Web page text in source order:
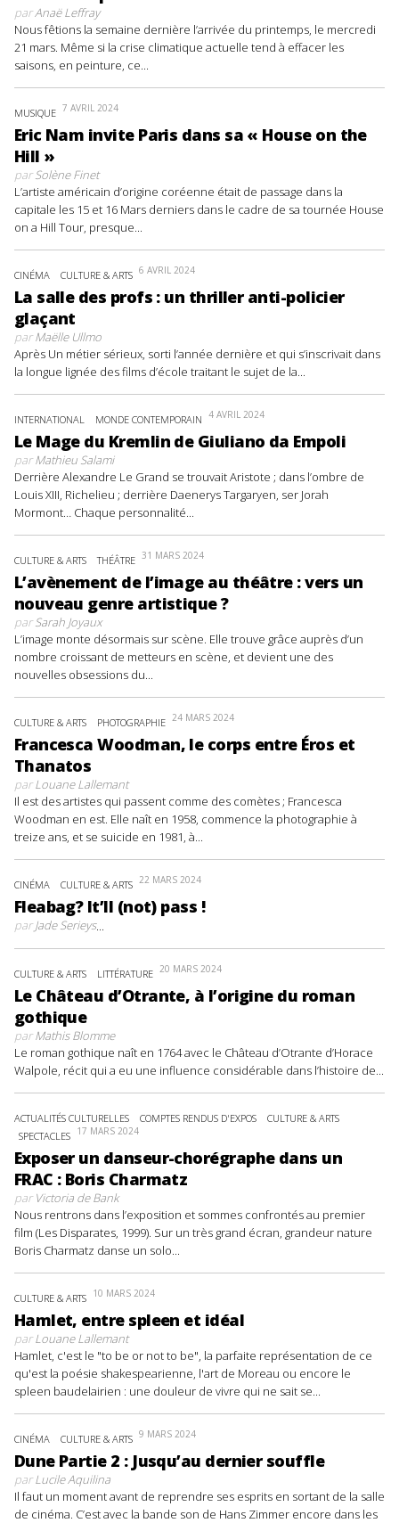
parAnaë Leffray
Nous fêtions la semaine dernière l’arrivée du printemps, le mercredi
21 mars. Même si la crise climatique actuelle tend à effacer les
saisons, en peinture, ce...
MUSIQUE 7 AVRIL 2024
Eric Nam invite Paris dans sa « House on the
Hill »
parSolène Finet
L’artiste américain d’origine coréenne était de passage dans la
capitale les 15 et 16 Mars derniers dans le cadre de sa tournée House
on a Hill Tour, presque...
CINÉMA CULTURE & ARTS 6 AVRIL 2024
La salle des profs : un thriller anti-policier
glaçant
parMaëlle Ullmo
Après Un métier sérieux, sorti l’année dernière et qui s’inscrivait dans
la longue lignée des films d’école traitant le sujet de la...
INTERNATIONAL MONDE CONTEMPORAIN 4 AVRIL 2024
Le Mage du Kremlin de Giuliano da Empoli
parMathieu Salami
Derrière Alexandre Le Grand se trouvait Aristote ; dans l’ombre de
Louis XIII, Richelieu ; derrière Daenerys Targaryen, ser Jorah
Mormont… Chaque personnalité...
CULTURE & ARTS THÉÂTRE 31 MARS 2024
L’avènement de l’image au théâtre : vers un
nouveau genre artistique ?
parSarah Joyaux
L’image monte désormais sur scène. Elle trouve grâce auprès d’un
nombre croissant de metteurs en scène, et devient une des
nouvelles obsessions du...
CULTURE & ARTS PHOTOGRAPHIE 24 MARS 2024
Francesca Woodman, le corps entre Éros et
Thanatos
parLouane Lallemant
Il est des artistes qui passent comme des comètes ; Francesca
Woodman en est. Elle naît en 1958, commence la photographie à
treize ans, et se suicide en 1981, à...
CINÉMA CULTURE & ARTS 22 MARS 2024
Fleabag? It’ll (not) pass !
parJade Serieys...
CULTURE & ARTS LITTÉRATURE 20 MARS 2024
Le Château d’Otrante, à l’origine du roman
gothique
parMathis Blomme
Le roman gothique naît en 1764 avec le Château d’Otrante d’Horace
Walpole, récit qui a eu une influence considérable dans l’histoire de...
ACTUALITÉS CULTURELLES COMPTES RENDUS D'EXPOS
CULTURE & ARTS
SPECTACLES 17 MARS 2024
Exposer un danseur-chorégraphe dans un
FRAC : Boris Charmatz
parVictoria de Bank
Nous rentrons dans l’exposition et sommes confrontés au premier
film (Les Disparates, 1999). Sur un très grand écran, grandeur nature
Boris Charmatz danse un solo...
CULTURE & ARTS 10 MARS 2024
Hamlet, entre spleen et idéal
parLouane Lallemant
Hamlet, c'est le "to be or not to be", la parfaite représentation de ce
qu'est la poésie shakespearienne, l'art de Moreau ou encore le
spleen baudelairien : une douleur de vivre qui ne sait se...
CINÉMA CULTURE & ARTS 9 MARS 2024
Dune Partie 2 : Jusqu’au dernier souffle
parLucile Aquilina
Il faut un moment avant de reprendre ses esprits en sortant de la salle
de cinéma. C’est avec la bande son de Hans Zimmer encore dans les